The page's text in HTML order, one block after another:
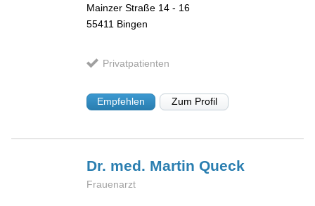
Mainzer Straße 14 - 16
55411 Bingen
Privatpatienten
Empfehlen Zum Profil
Dr. med. Martin Queck
Frauenarzt